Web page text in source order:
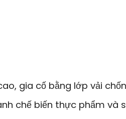
gia cố bằng lớp vải
chế biến thực phẩm và